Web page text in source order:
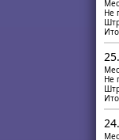
Не
25.
Не
24.